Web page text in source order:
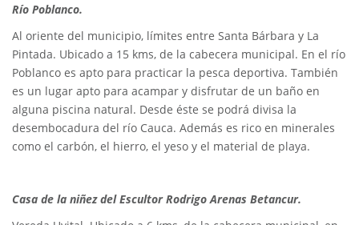
Río Poblanco.
Al oriente del municipio, límites entre Santa Bárbara y La
Pintada. Ubicado a 15 kms, de la cabecera municipal. En el río
Poblanco es apto para practicar la pesca deportiva. También
es un lugar apto para acampar y disfrutar de un baño en
alguna piscina natural. Desde éste se podrá divisa la
desembocadura del río Cauca. Además es rico en minerales
como el carbón, el hierro, el yeso y el material de playa.
Casa de la niñez del Escultor Rodrigo Arenas Betancur.